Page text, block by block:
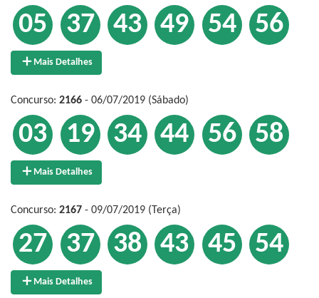
05 37 43 49 54 56
Mais Detalhes
Concurso: 2166 - 06/07/2019 (Sábado)
03 19 34 44 56 58
Mais Detalhes
Concurso: 2167 - 09/07/2019 (Terça)
27 37 38 43 45 54
Mais Detalhes